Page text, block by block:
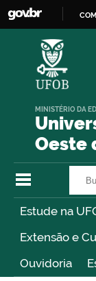
Oeste
MINISTÉRIO DA
Estude na
Extensão e
Ouvidoria